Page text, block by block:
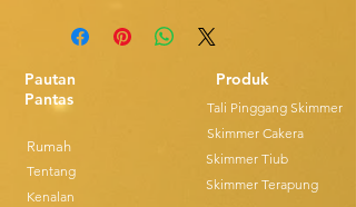
Pautan
Pantas
Rumah
Tentang
Kenalan
Produk
Tali Pinggang Skimmer
Skimmer Cakera
Skimmer Tiub
Skimmer Terapung